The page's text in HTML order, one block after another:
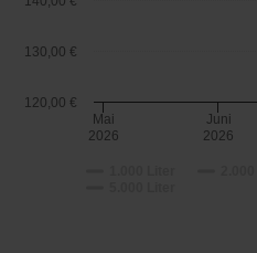
Mai
2026
Juni
2026
120,00 €
130,00 €